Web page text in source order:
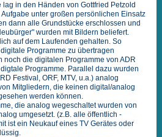
in den Händen von Gottfried Petzold
unter großen persönlichen Einsatz
dann alle Grundstücke erschlossen und
wurden mit Bildern beliefert.
auf dem Laufenden gehalten. So
Programme zu übertragen
noch die digitalen Programme von ADR
Programme. Parallel dazu wurden
Festival, ORF, MTV, u.a.) analog
Mitgliedern, die keinen digital/analog
werden können.
die analog wegeschaltet wurden von
umgesetzt. (z.B. alle öffentlich -
ist ein Neukauf eines TV Gerätes oder